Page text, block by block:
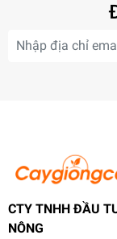
CTY TNHH ĐẦU
NÔNG